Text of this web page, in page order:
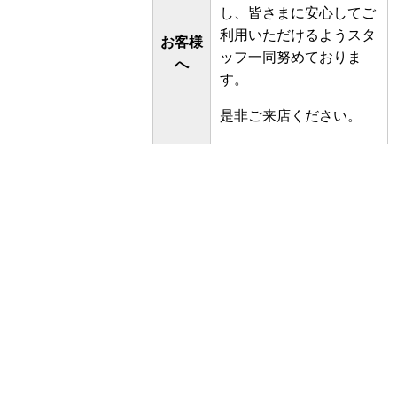
お客様
へ
し、皆さまに安心してご
利用いただけるようスタ
ッフ一同努めておりま
す。
是非ご来店ください。